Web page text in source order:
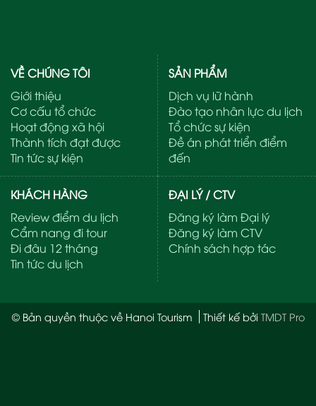
VỀ CHÚNG TÔI
Giới thiệu
Cơ cấu tổ chức
Hoạt động xã hội
Thành tích đạt được
Tin tức sự kiện
SẢN PHẨM
Dịch vụ lữ hành
Đào tạo nhân lực du lịch
Tổ chức sự kiện
Đề án phát triển điểm
đến
KHÁCH HÀNG
Review điểm du lịch
Cẩm nang đi tour
Đi đâu 12 tháng
Tin tức du lịch
ĐẠI LÝ / CTV
Đăng ký làm Đại lý
Đăng ký làm CTV
Chính sách hợp tác
© Bản quyền thuộc về Hanoi Tourism Thiết kế bởi TMDT Pro